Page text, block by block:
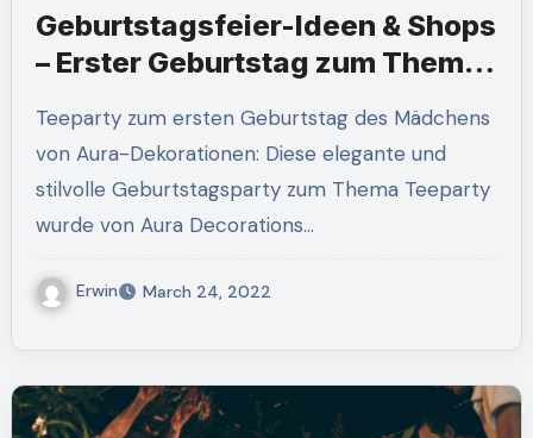
Geburtstagsfeier-Ideen & Shops
– Erster Geburtstag zum Thema
Teeparty zum ersten Geburtstag des Mädchens
von Aura-Dekorationen: Diese elegante und
stilvolle Geburtstagsparty zum Thema Teeparty
wurde von Aura Decorations…
Erwin March 24, 2022